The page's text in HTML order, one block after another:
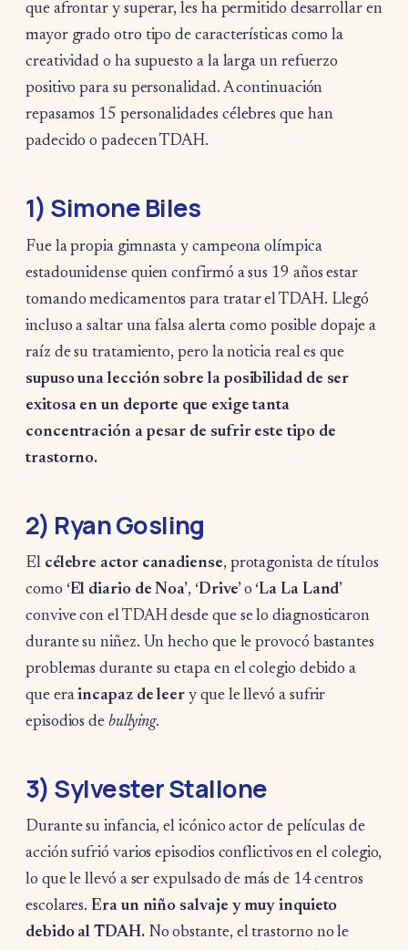
que afrontar y superar, les ha permitido desarrollar en
mayor grado otro tipo de características como la
creatividad o ha supuesto a la larga un refuerzo
positivo para su personalidad. A continuación
repasamos 15 personalidades célebres que han
padecido o padecen TDAH.
1) Simone Biles
Fue la propia gimnasta y campeona olímpica
estadounidense quien confirmó a sus 19 años estar
tomando medicamentos para tratar el TDAH. Llegó
incluso a saltar una falsa alerta como posible dopaje a
raíz de su tratamiento, pero la noticia real es que
supuso una lección sobre la posibilidad de ser
exitosa en un deporte que exige tanta
concentración a pesar de sufrir este tipo de
trastorno.
2) Ryan Gosling
Elcélebre actor canadiense, protagonista de títulos
como ‘El diario de Noa’, ‘Drive’ o ‘La La Land’
convive con el TDAH desde que se lo diagnosticaron
durante su niñez. Un hecho que le provocó bastantes
problemas durante su etapa en el colegio debido a
que eraincapaz de leer y que le llevó a sufrir
episodios de bullying.
3) Sylvester Stallone
Durante su infancia, el icónico actor de películas de
acción sufrió varios episodios conflictivos en el colegio,
lo que le llevó a ser expulsado de más de 14 centros
escolares.Era un niño salvaje y muy inquieto
debido al TDAH.No obstante, el trastorno no le